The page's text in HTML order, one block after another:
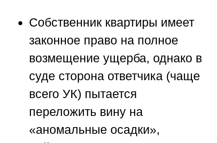
Собственник квартиры имеет
законное право на полное
возмещение ущерба, однако в
суде сторона ответчика (чаще
всего УК) пытается
переложить вину на
«аномальные осадки»,